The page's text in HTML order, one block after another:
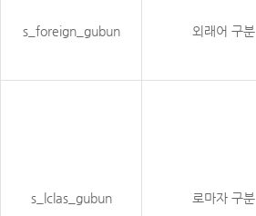
s_foreign_gubun 외래어 구분
s_lclas_gubun 로마자 구분